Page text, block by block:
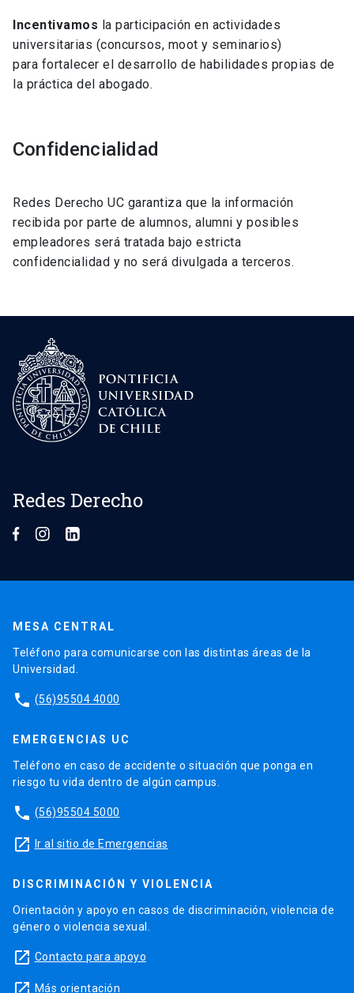
Incentivamos la participación en actividades
universitarias (concursos, moot y seminarios)
para fortalecer el desarrollo de habilidades propias de
la práctica del abogado.
Confidencialidad
Redes Derecho UC garantiza que la información
recibida por parte de alumnos, alumni y posibles
empleadores será tratada bajo estricta
confidencialidad y no será divulgada a terceros.
Redes Derecho
MESA CENTRAL
Teléfono para comunicarse con las distintas áreas de la
Universidad.
phone (56)95504 4000
EMERGENCIAS UC
Teléfono en caso de accidente o situación que ponga en
riesgo tu vida dentro de algún campus.
phone (56)95504 5000
launch Ir al sitio de Emergencias
DISCRIMINACIÓN Y VIOLENCIA
Orientación y apoyo en casos de discriminación, violencia de
género o violencia sexual.
launch Contacto para apoyo
Más orientación